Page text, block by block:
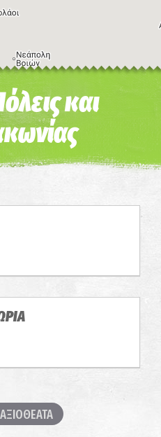
να υπόκειται σε πνευματικά δικαιώματα Όροι
και